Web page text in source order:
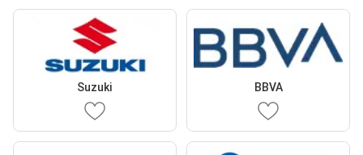
Suzuki BBVA